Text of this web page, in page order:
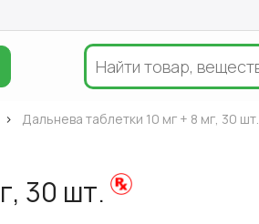
Дальнева таблетки 10 мг + 8 мг, 30 шт.
30 шт.